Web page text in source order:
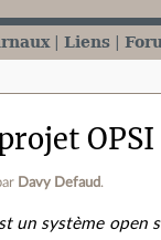
Liens
OPSI
Davy Defaud.
un système